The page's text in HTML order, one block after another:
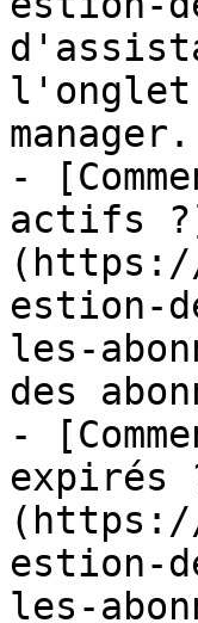
l'onglet
manager.
-
actifs
(https://
estion-
les-
des
-
expirés
(https://
estion-
les-